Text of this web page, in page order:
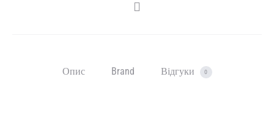
SHARE
Опис Brand Відгуки 0